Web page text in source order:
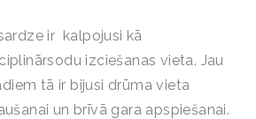
ir kalpojusi kā
izciešanas vieta. Jau
tā ir bijusi drūma vieta
un brīvā gara apspiešanai.